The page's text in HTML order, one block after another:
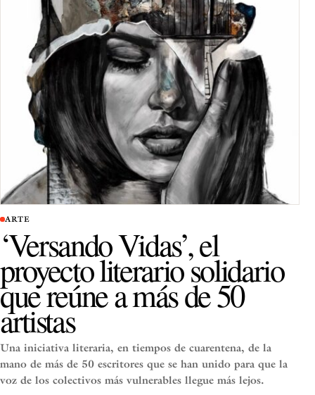
ARTE
‘Versando Vidas’, el
proyecto literario solidario
que reúne a más de 50
artistas
Una iniciativa literaria, en tiempos de cuarentena, de la
mano de más de 50 escritores que se han unido para que la
voz de los colectivos más vulnerables llegue más lejos.